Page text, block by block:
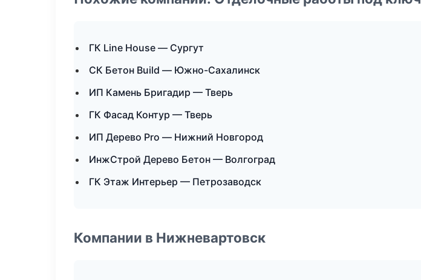
ГК Line House — Сургут
СК Бетон Build — Южно-Сахалинск
ИП Камень Бригадир — Тверь
ГК Фасад Контур — Тверь
ИП Дерево Pro — Нижний Новгород
ИнжСтрой Дерево Бетон — Волгоград
ГК Этаж Интерьер — Петрозаводск
Компании в Нижневартовск